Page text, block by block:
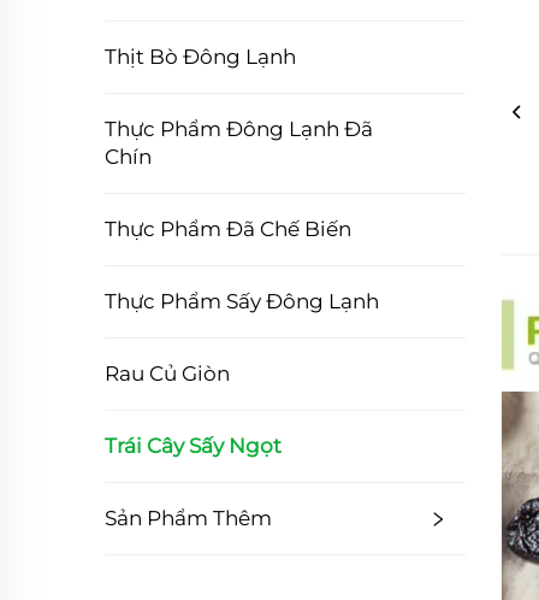
Thịt Bò Đông Lạnh
Thực Phẩm Đông Lạnh Đã
Chín
Thực Phẩm Đã Chế Biến
Thực Phẩm Sấy Đông Lạnh
Rau Củ Giòn
Trái Cây Sấy Ngọt
Sản Phẩm Thêm